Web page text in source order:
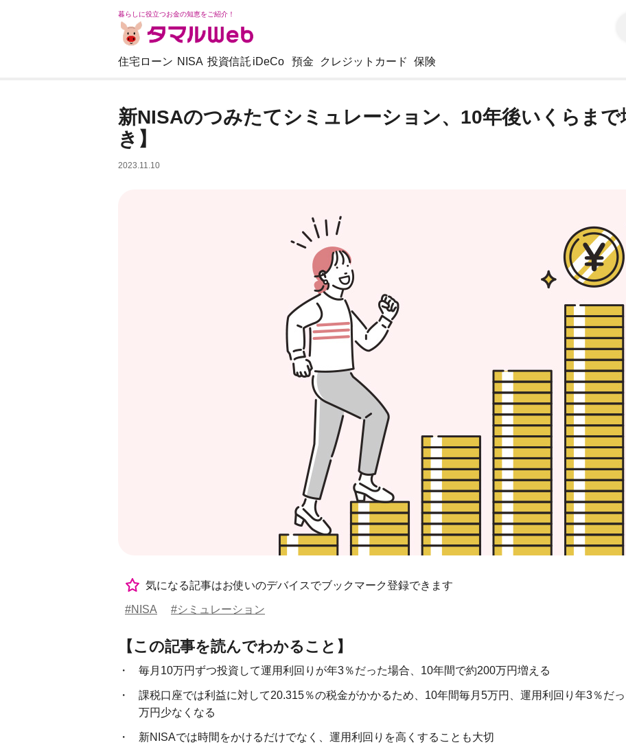
暮らしに役立つお金の知恵をご紹介！
住宅ローン NISA 投資信託 iDeCo 預金 クレジットカード 保険
新NISAのつみたてシミュレーション、10年後いくらま
き】
2023.11.10
気になる記事はお使いのデバイスでブックマーク登録できます
#NISA #シミュレーション
【この記事を読んでわかること】
毎月10万円ずつ投資して運用利回りが年3％だった場合、10年間で約200万円増える
課税口座では利益に対して20.315％の税金がかかるため、10年間毎月5万円、運用利回り年3％だ
万円少なくなる
新NISAでは時間をかけるだけでなく、運用利回りを高くすることも大切